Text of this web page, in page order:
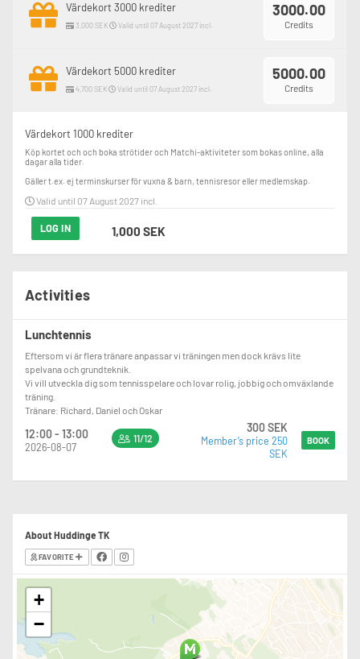
3000.00
Credits
Värdekort 3000 krediter
3,000 SEK Valid until 07 August 2027 incl.
5000.00
Credits
Värdekort 5000 krediter
4,700 SEK Valid until 07 August 2027 incl.
Värdekort 1000 krediter
Köp kortet och och boka strötider och Matchi-aktiviteter som bokas online, alla
dagar alla tider.
Gäller t.ex. ej terminskurser för vuxna & barn, tennisresor eller medlemskap.
Valid until 07 August 2027 incl.
LOG IN 1,000 SEK
Activities
Lunchtennis
Eftersom vi är flera tränare anpassar vi träningen men dock krävs lite
spelvana och grundteknik.
Vi vill utveckla dig som tennisspelare och lovar rolig, jobbig och omväxlande
träning.
Tränare: Richard, Daniel och Oskar
12:00 - 13:00
2026-08-07
11/12
300 SEK
Member’s price 250
SEK
BOOK
About Huddinge TK
FAVORITE
+
−